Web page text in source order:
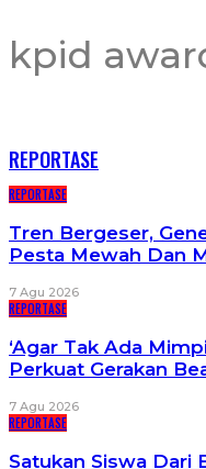
kpid
REPORTASE
REPORTASE
Tren Bergeser,
Pesta Mewah Dan
7 Agu 2026
REPORTASE
‘Agar Tak Ada
Perkuat Gerakan
7 Agu 2026
REPORTASE
Satukan Siswa Dari